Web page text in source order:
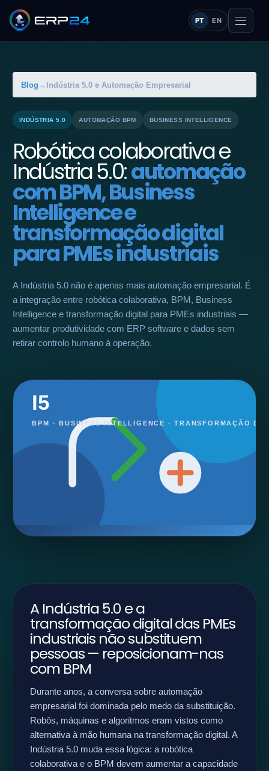
PT EN
Blog → Indústria 5.0 e Automação Empresarial
INDÚSTRIA 5.0 AUTOMAÇÃO BPM BUSINESS INTELLIGENCE
Robótica colaborativa e
Indústria 5.0:automação
com BPM, Business
Intelligence e
transformação digital
para PMEs industriais
A Indústria 5.0 não é apenas mais automação empresarial. É
a integração entre robótica colaborativa, BPM, Business
Intelligence e transformação digital para PMEs industriais —
aumentar produtividade com ERP software e dados sem
retirar controlo humano à operação.
I5
BPM · BUSINESS INTELLIGENCE · TRANSFORMAÇÃO
A Indústria 5.0 e a
transformação digital das PMEs
industriais não substituem
pessoas — reposicionam-nas
com BPM
Durante anos, a conversa sobre automação
empresarial foi dominada pelo medo da substituição.
Robôs, máquinas e algoritmos eram vistos como
alternativa à mão humana na transformação digital. A
Indústria 5.0 muda essa lógica: a robótica
colaborativa e o BPM devem aumentar a capacidade